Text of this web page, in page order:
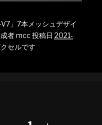
」7本メッシュデザイ
者mcc投稿日 2021-
セルです